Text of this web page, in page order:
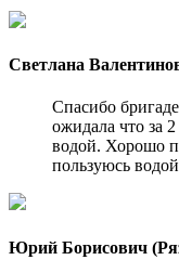
Светлана
Спасибо
ожидала что за
водой. Хорошо
пользуюсь
Юрий Борисович